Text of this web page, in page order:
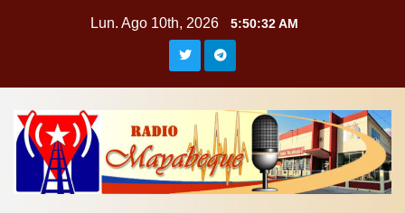
Lun. Ago 10th, 2026 5:50:33 AM